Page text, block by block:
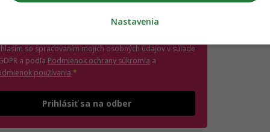
partnerov. Odhlásiť sa môžeš kedykoľvek.
so spracovaním mojich osobných údajov v súlade
a podľa Podmienok ochrany súkromia (otvorí sa v novom okne)
a
používania(otvorí sa v novom okne)
.*
Prihlásiť sa na odber
Nastavenia